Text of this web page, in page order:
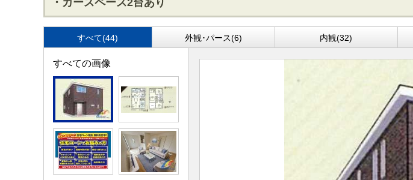
・カースペース2台あり
すべて(44) 外観･パース(6) 内観(32)
すべての画像